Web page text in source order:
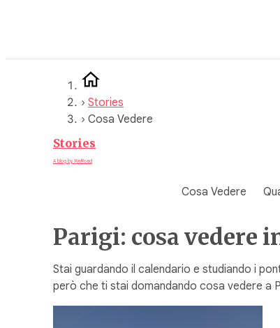
› Stories
› Cosa Vedere
Stories
A blog by WeRoad
Cosa Vedere
Parigi: cosa vedere
Stai guardando il calendario e studiando i
però che ti stai domandando cosa vedere a